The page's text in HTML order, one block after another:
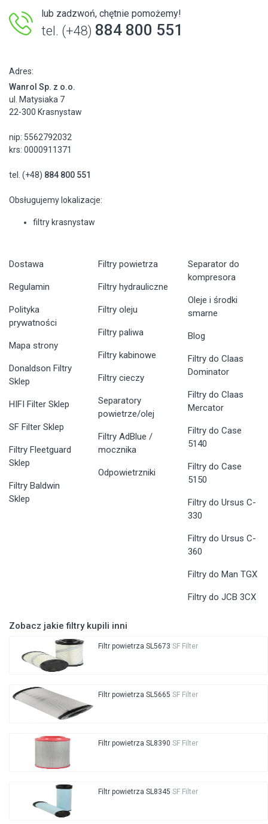
lub zadzwoń, chętnie pomożemy!
tel. (+48) 884 800 551
Adres:
Wanrol Sp. z o.o.
ul. Matysiaka 7
22-300 Krasnystaw
nip: 5562792032
krs: 0000911371
tel. (+48) 884 800 551
Obsługujemy lokalizacje:
filtry krasnystaw
Dostawa
Regulamin
Polityka
prywatności
Mapa strony
Donaldson Filtry
Sklep
HIFI Filter Sklep
SF Filter Sklep
Filtry Fleetguard
Sklep
Filtry Baldwin
Sklep
Filtry powietrza
Filtry hydrauliczne
Filtry oleju
Filtry paliwa
Filtry kabinowe
Filtry cieczy
Separatory
powietrze/olej
Filtry AdBlue /
mocznika
Odpowietrzniki
Separator do
kompresora
Oleje i środki
smarne
Blog
Filtry do Claas
Dominator
Filtry do Claas
Mercator
Filtry do Case
5140
Filtry do Case
5150
Filtry do Ursus C-
330
Filtry do Ursus C-
360
Filtry do Man TGX
Filtry do JCB 3CX
Zobacz jakie filtry kupili inni
Filtr powietrza SL5673 SF Filter
Filtr powietrza SL5665 SF Filter
Filtr powietrza SL8390 SF Filter
Filtr powietrza SL8345 SF Filter